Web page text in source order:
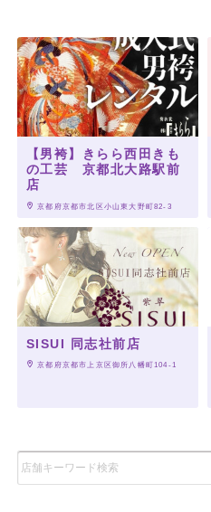
【男袴】きらら西田きも
の工芸 京都北大路駅前
店
京都府京都市北区小山東大野町82-3
SISUI 同志社前店
京都府京都市上京区御所八幡町104-1